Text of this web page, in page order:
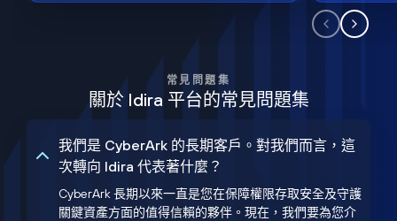
常見問題集
關於 Idira 平台的常見問題集
我們是 CyberArk 的長期客戶。對我們而言，這
次轉向 Idira 代表著什麼？
CyberArk 長期以來一直是您在保障權限存取安全及守護
關鍵資產方面的值得信賴的夥伴。現在，我們要為您介